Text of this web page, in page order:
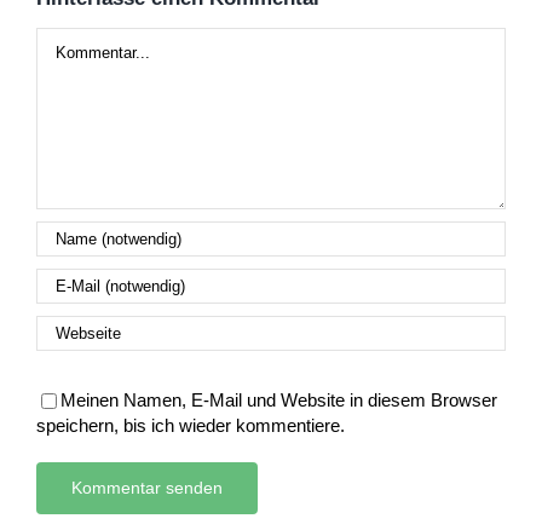
Meinen Namen, E-Mail und Website in diesem Browser
speichern, bis ich wieder kommentiere.